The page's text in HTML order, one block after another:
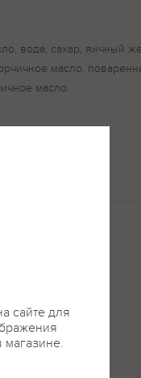
вода, сахар, яичный
масло.
масло.
сайте для
магазине.